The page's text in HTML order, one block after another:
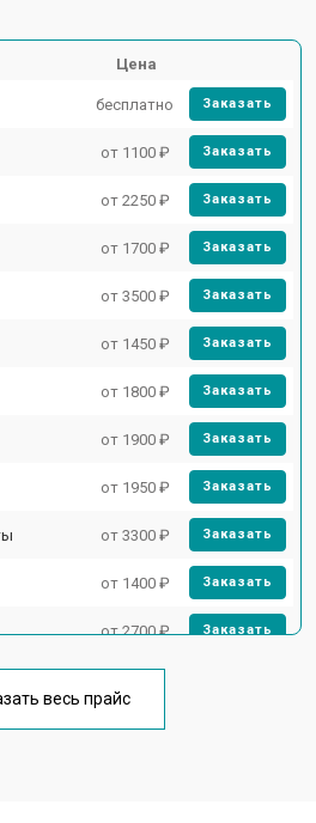
Цена
бесплатно Заказать
от 1100 ₽ Заказать
от 2250 ₽ Заказать
от 1700 ₽ Заказать
от 3500 ₽ Заказать
от 1450 ₽ Заказать
от 1800 ₽ Заказать
от 1900 ₽ Заказать
от 1950 ₽ Заказать
от 3300 ₽ Заказать
от 1400 ₽ Заказать
от 2700 ₽ Заказать
от 3200 ₽
весь прайс